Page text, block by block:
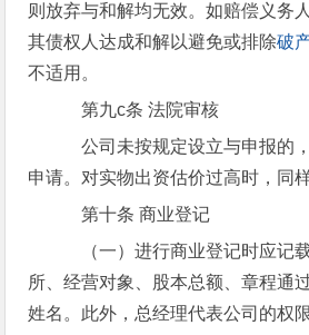
则放弃与和解均无效。如赔偿义务
其债权人达成和解以避免或排除破
不适用。
第九c条 法院审核
公司未按规定设立与申报的
申请。对实物出资估价过高时，同
第十条 商业登记
（一）进行商业登记时应记
所、经营对象、股本总额、章程通
姓名。此外，总经理代表公司的权